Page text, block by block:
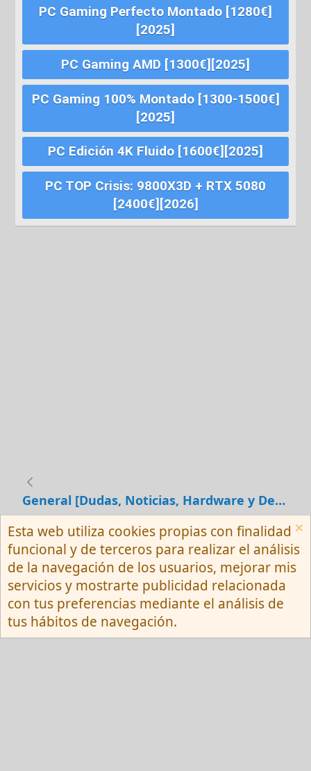
PC Gaming Perfecto Montado [1280€]
[2025]
PC Gaming AMD [1300€][2025]
PC Gaming 100% Montado [1300-1500€]
[2025]
PC Edición 4K Fluido [1600€][2025]
PC TOP Crisis: 9800X3D + RTX 5080
[2400€][2026]
General [Dudas, Noticias, Hardware y Debates]
Español (Neutro) Tu
Contactarnos
Términos y reglas
Privacy policy
Ayuda
R
S
S
Community platform by XenForo ® © 2010-
2026 XenForo Ltd.
Esta web utiliza cookies propias con finalidad
funcional y de terceros para realizar el análisis
de la navegación de los usuarios, mejorar mis
servicios y mostrarte publicidad relacionada
con tus preferencias mediante el análisis de
tus hábitos de navegación.